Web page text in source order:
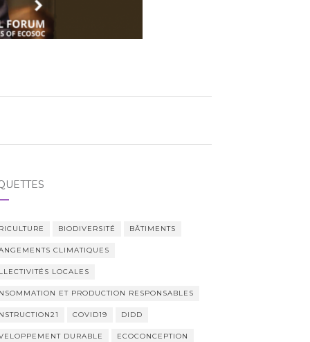
BIODIVERSITÉ BÂTIMENTS
CLIMATIQUES
LOCALES
ET PRODUCTION RESPONSABLES
COVID19 DIDD
DURABLE ECOCONCEPTION